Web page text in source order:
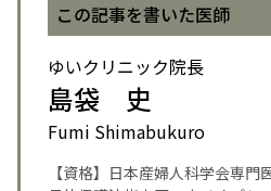
この記事を書いた医師
ゆいクリニック院長
島袋 史
Fumi Shimabukuro
【資格】日本産婦人科学会専門医